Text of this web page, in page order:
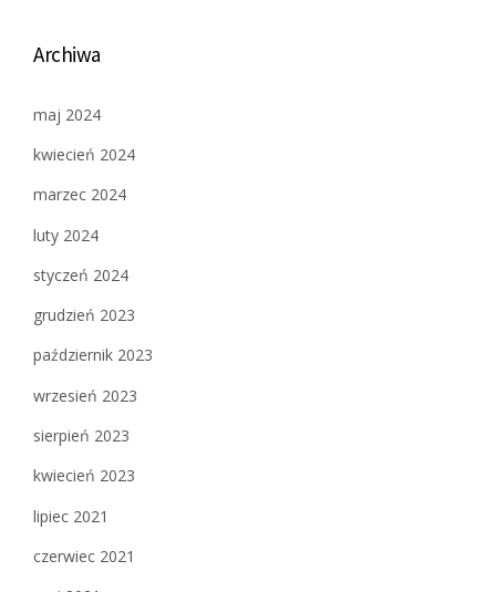
Archiwa
maj 2024
kwiecień 2024
marzec 2024
luty 2024
styczeń 2024
grudzień 2023
październik 2023
wrzesień 2023
sierpień 2023
kwiecień 2023
lipiec 2021
czerwiec 2021